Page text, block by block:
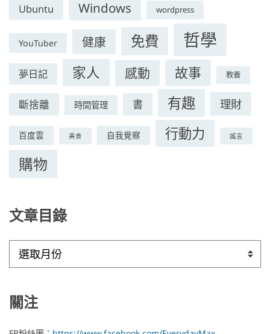
Ubuntu Windows wordpress
YouTuber 健康 免費 哲學
夢日記 家人 感動 故事 教養
斷捨離 時間管理 書 有趣 理財
百度雲 美食 自我覺察 行動力 謠言
購物
文章目錄
目
關注